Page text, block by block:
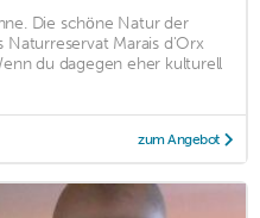
Die schöne Natur der
Naturreservat Marais d'Orx
du dagegen eher kulturell
zum Angebot